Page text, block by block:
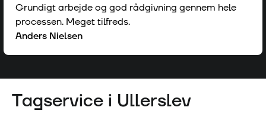
Grundigt arbejde og god rådgivning gennem hele
processen. Meget tilfreds.
Anders Nielsen
Tagservice i Ullerslev